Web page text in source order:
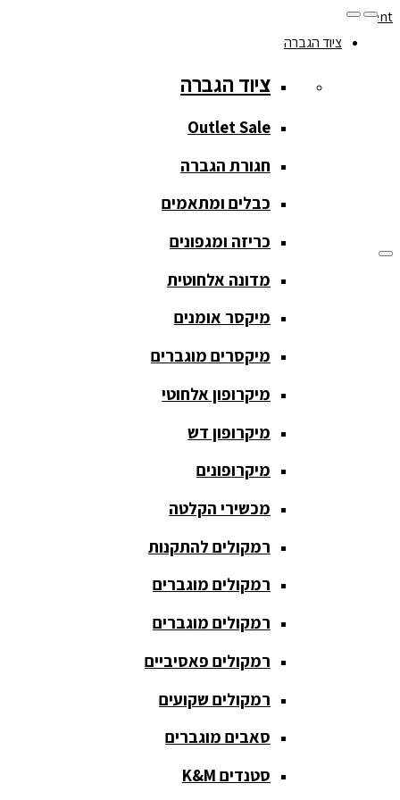
Skip to content
077-208-0290
מעקב הזמנות
ציוד הגברה
Outlet Sale
חגורת הגברה
כבלים
ומתאמים
כריזה
ומגפונים
מדונה
אלחוטית
מיקסר
מוגברים
מיקרופון
ציוד הגברה
ציוד הגברה
Outlet Sale
חגורת הגברה
כבלים ומתאמים
כריזה ומגפונים
מדונה אלחוטית
מיקסר אומנים
מיקסרים מוגברים
מיקרופון אלחוטי
מיקרופון דש
מיקרופונים
מכשירי הקלטה
רמקולים להתקנות
רמקולים מוגברים
רמקולים מוגברים
רמקולים פאסיביים
רמקולים שקועים
סאבים מוגברים
סטנדים K&M